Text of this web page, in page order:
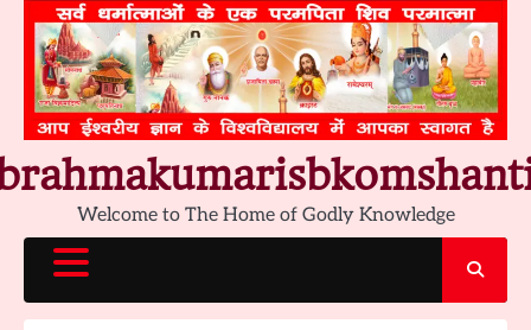
content
Welcome to The Home of Godly Knowledge